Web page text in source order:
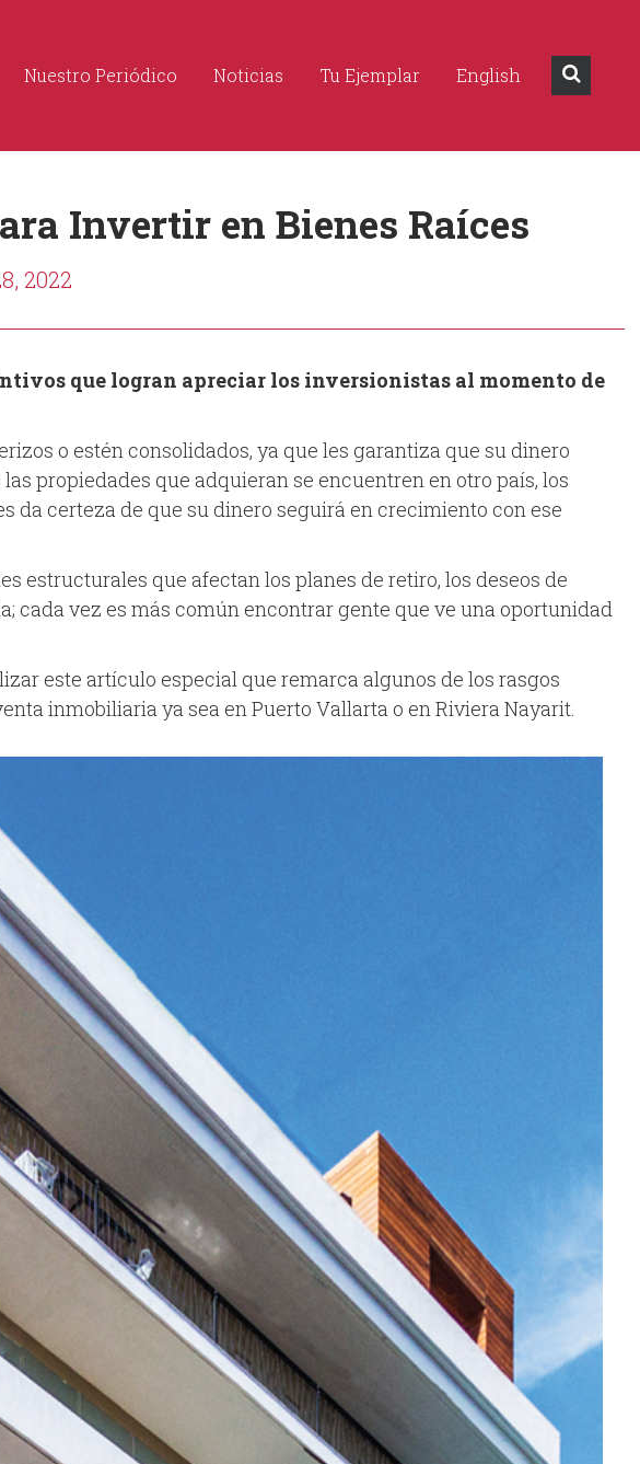
Nuestro Periódico Noticias Tu Ejemplar English
Invertir en Bienes Raíces
2022
que logran apreciar los inversionistas al momento de
o estén consolidados, ya que les garantiza que su dinero
propiedades que adquieran se encuentren en otro país, los
da certeza de que su dinero seguirá en crecimiento con ese
estructurales que afectan los planes de retiro, los deseos de
cada vez es más común encontrar gente que ve una oportunidad
este artículo especial que remarca algunos de los rasgos
inmobiliaria ya sea en Puerto Vallarta o en Riviera Nayarit.